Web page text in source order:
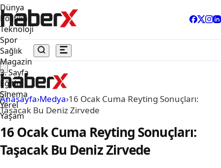
Dünya
Politika
Teknoloji
Spor
Sağlık
Magazin
3. Sayfa
Eğitim
Sinema
Yerel
Yaşam
Anasayfa›Medya›16 Ocak Cuma Reyting Sonuçları:
Taşacak Bu Deniz Zirvede
16 Ocak Cuma Reyting Sonuçları:
Taşacak Bu Deniz Zirvede